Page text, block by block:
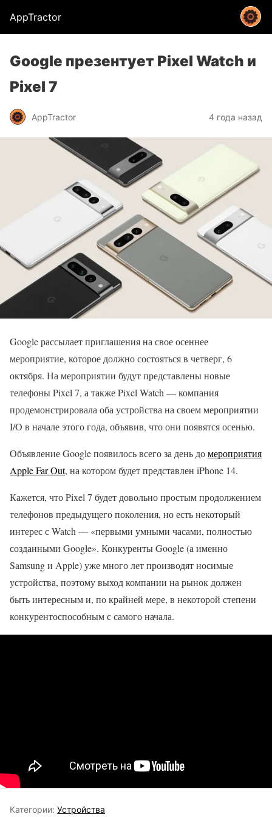
AppTractor
Google презентует Pixel Watch и
Pixel 7
AppTractor 4 года назад
Google рассылает приглашения на свое осеннее
мероприятие, которое должно состояться в четверг, 6
октября. На мероприятии будут представлены новые
телефоны Pixel 7, а также Pixel Watch — компания
продемонстрировала оба устройства на своем мероприятии
I/O в начале этого года, объявив, что они появятся осенью.
Объявление Google появилось всего за день домероприятия
Apple Far Out, на котором будет представлен iPhone 14.
Кажется, что Pixel 7 будет довольно простым продолжением
телефонов предыдущего поколения, но есть некоторый
интерес с Watch — «первыми умными часами, полностью
созданными Google». Конкуренты Google (а именно
Samsung и Apple) уже много лет производят носимые
устройства, поэтому выход компании на рынок должен
быть интересным и, по крайней мере, в некоторой степени
конкурентоспособным с самого начала.
Категории: Устройства